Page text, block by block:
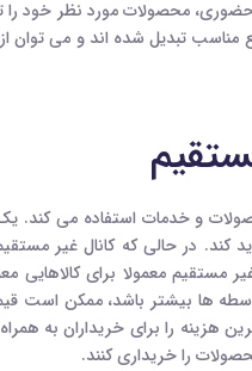
حضوری، محصولات مورد نظر خود را
تبدیل شده اند و می توان از
و خدمات استفاده می کند.
در حالی که کانال غیر
معمولا برای کالاهایی
ها بیشتر باشد، ممکن است
هزینه را برای خریداران به
را خریداری کنند.